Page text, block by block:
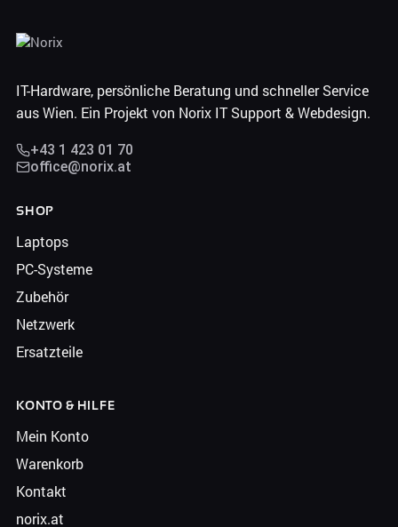
IT-Hardware, persönliche Beratung und schneller Service
aus Wien. Ein Projekt von Norix IT Support & Webdesign.
+43 1 423 01 70
office@norix.at
SHOP
Laptops
PC-Systeme
Zubehör
Netzwerk
Ersatzteile
KONTO & HILFE
Mein Konto
Warenkorb
Kontakt
norix.at